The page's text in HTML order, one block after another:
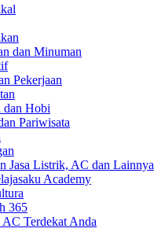
dan Minuman
Pekerjaan
dan Hobi
Pariwisata
Jasa Listrik, AC dan Lainnya
Academy
365
AC Terdekat Anda